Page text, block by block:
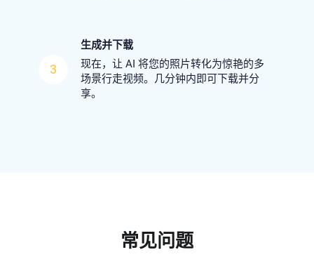
3
生成并下载
现在，让 AI 将您的照片转化为惊艳的多
场景行走视频。几分钟内即可下载并分
享。
常见问题